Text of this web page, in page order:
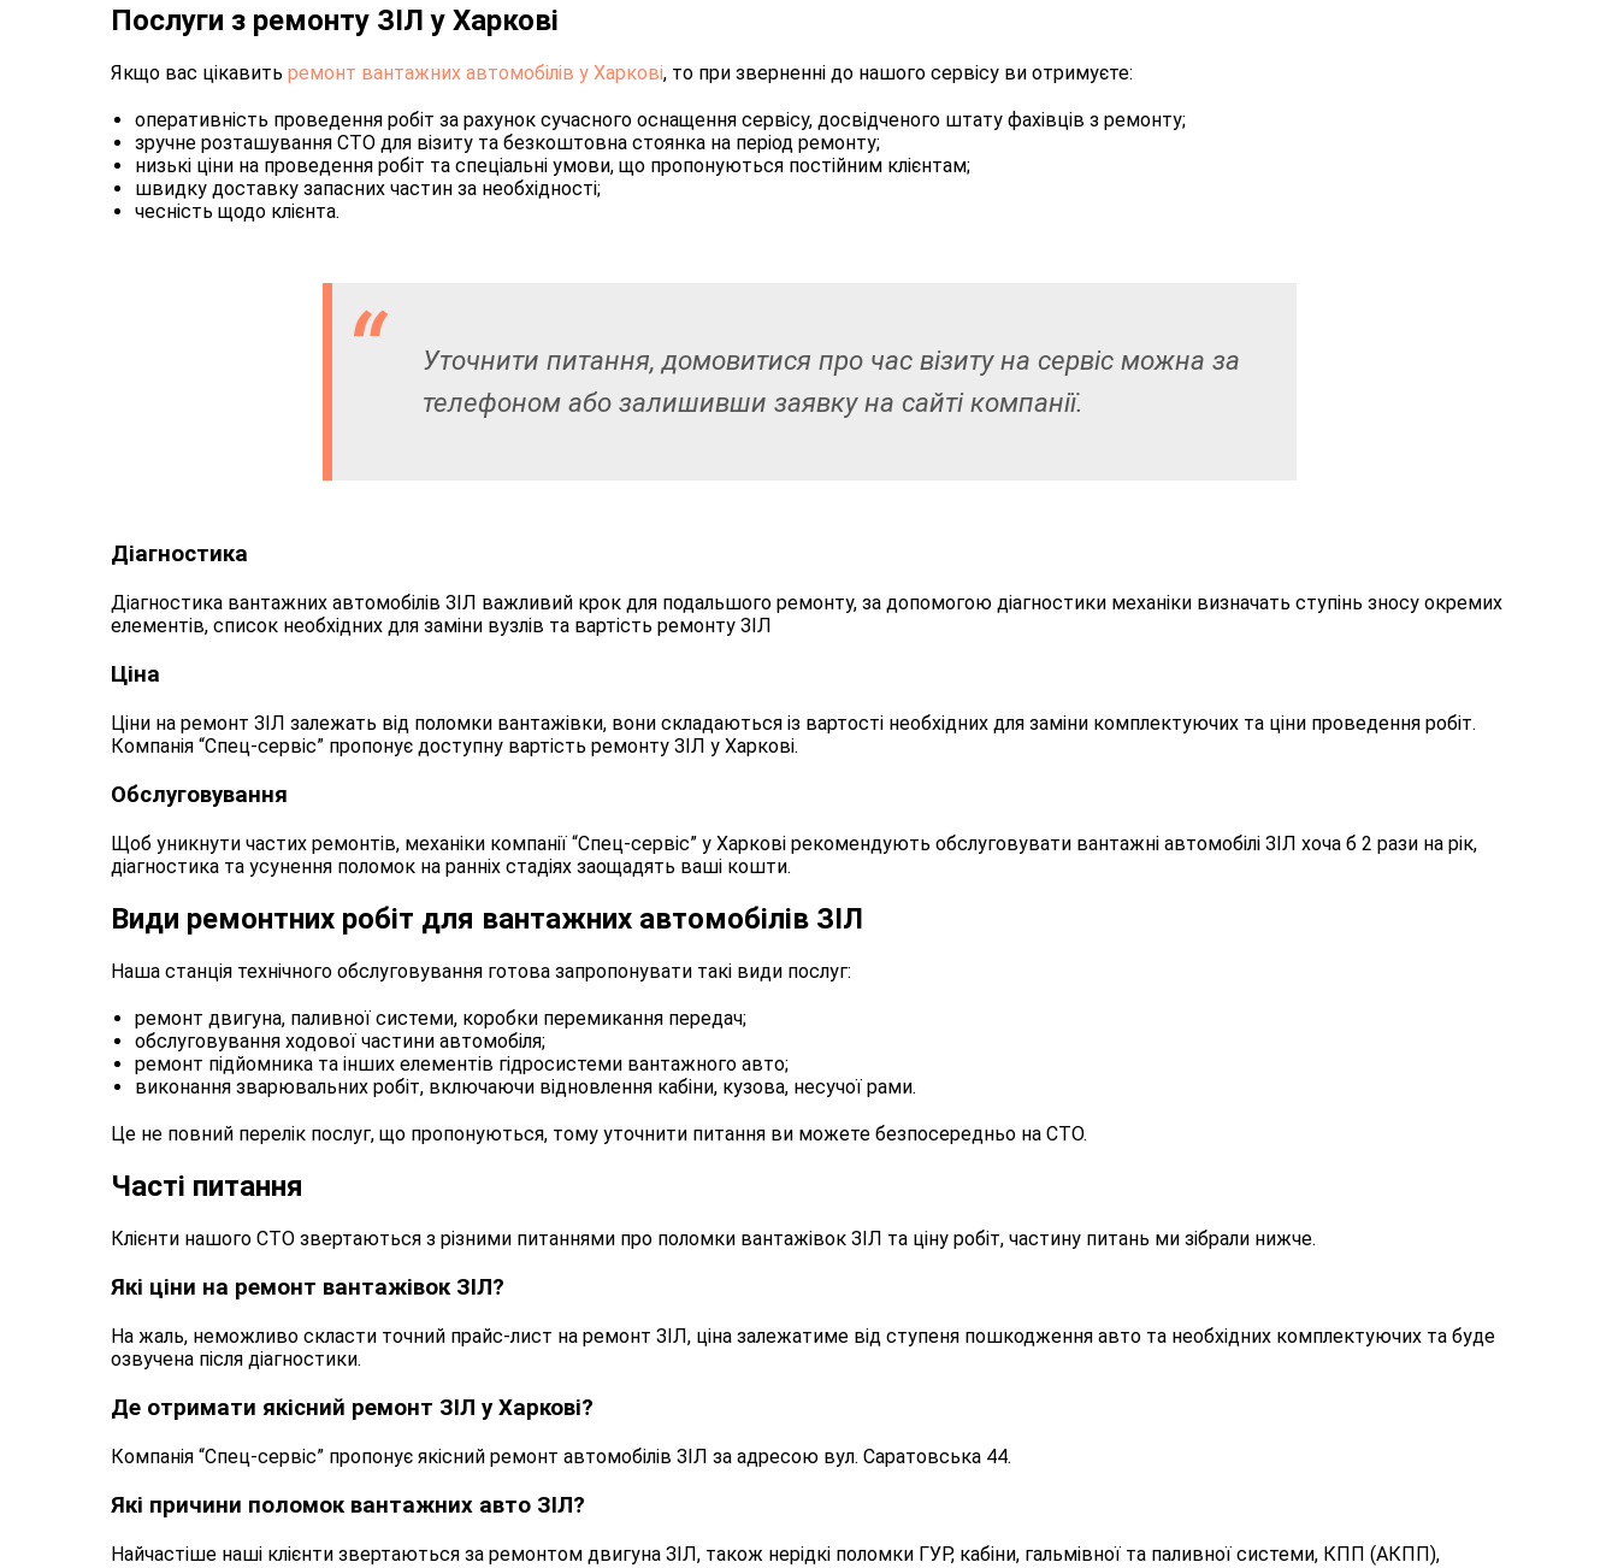
Послуги з ремонту ЗІЛ у Харкові
Якщо вас цікавить ремонт вантажних автомобілів у Харкові, то при зверненні до нашого сервісу ви отримуєте:
оперативність проведення робіт за рахунок сучасного оснащення сервісу, досвідченого штату фахівців з ремонту;
зручне розташування СТО для візиту та безкоштовна стоянка на період ремонту;
низькі ціни на проведення робіт та спеціальні умови, що пропонуються постійним клієнтам;
швидку доставку запасних частин за необхідності;
чесність щодо клієнта.
Уточнити питання, домовитися про час візиту на сервіс можна за
телефоном або залишивши заявку на сайті компанії.
Діагностика
Діагностика вантажних автомобілів ЗІЛ важливий крок для подальшого ремонту, за допомогою діагностики механіки визначать ступінь зносу окремих
елементів, список необхідних для заміни вузлів та вартість ремонту ЗІЛ
Ціна
Ціни на ремонт ЗІЛ залежать від поломки вантажівки, вони складаються із вартості необхідних для заміни комплектуючих та ціни проведення робіт.
Компанія “Спец-сервіс” пропонує доступну вартість ремонту ЗІЛ у Харкові.
Обслуговування
Щоб уникнути частих ремонтів, механіки компанії “Спец-сервіс” у Харкові рекомендують обслуговувати вантажні автомобілі ЗІЛ хоча б 2 рази на рік,
діагностика та усунення поломок на ранніх стадіях заощадять ваші кошти.
Види ремонтних робіт для вантажних автомобілів ЗІЛ
Наша станція технічного обслуговування готова запропонувати такі види послуг:
ремонт двигуна, паливної системи, коробки перемикання передач;
обслуговування ходової частини автомобіля;
ремонт підйомника та інших елементів гідросистеми вантажного авто;
виконання зварювальних робіт, включаючи відновлення кабіни, кузова, несучої рами.
Це не повний перелік послуг, що пропонуються, тому уточнити питання ви можете безпосередньо на СТО.
Часті питання
Клієнти нашого СТО звертаються з різними питаннями про поломки вантажівок ЗІЛ та ціну робіт, частину питань ми зібрали нижче.
Які ціни на ремонт вантажівок ЗІЛ?
На жаль, неможливо скласти точний прайс-лист на ремонт ЗІЛ, ціна залежатиме від ступеня пошкодження авто та необхідних комплектуючих та буде
озвучена після діагностики.
Де отримати якісний ремонт ЗІЛ у Харкові?
Компанія “Спец-сервіс” пропонує якісний ремонт автомобілів ЗІЛ за адресою вул. Саратовська 44.
Які причини поломок вантажних авто ЗІЛ?
Найчастіше наші клієнти звертаються за ремонтом двигуна ЗІЛ, також нерідкі поломки ГУР, кабіни, гальмівної та паливної системи, КПП (АКПП),